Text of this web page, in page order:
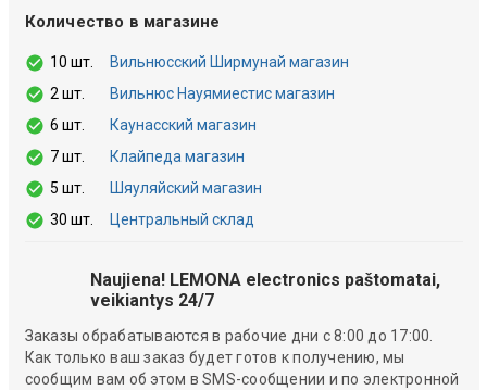
Количество в магазине
10 шт.
Вильнюсский Ширмунай магазин
2 шт.
Вильнюс Науямиестис магазин
6 шт.
Каунасский магазин
7 шт.
Клайпеда магазин
5 шт.
Шяуляйский магазин
30 шт.
Центральный склад
Naujiena! LEMONA electronics paštomatai,
veikiantys 24/7
Заказы обрабатываются в рабочие дни с 8:00 до 17:00.
Как только ваш заказ будет готов к получению, мы
сообщим вам об этом в SMS-сообщении и по электронной